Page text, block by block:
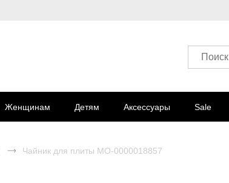
Поиск
Женщинам Детям Аксессуары Sale
Чайник для плиты MO-0000018857